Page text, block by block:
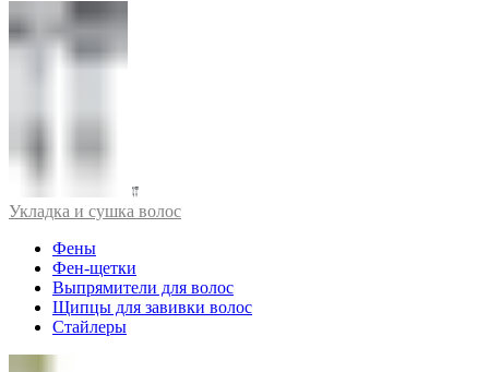
Укладка и сушка волос
Фены
Фен-щетки
Выпрямители для волос
Щипцы для завивки волос
Стайлеры